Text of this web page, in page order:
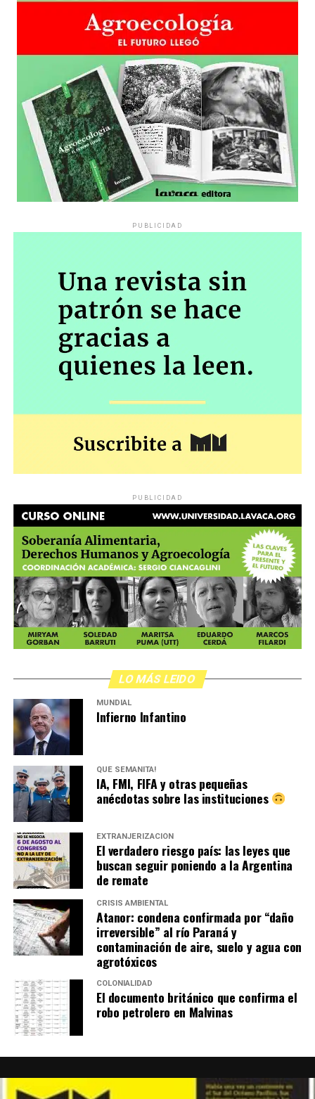
poner en conocimiento de las partes que este Tribunal
observará presencialmente con suma atención todo lo
que allí suceda a efectos de incorporar de oficio –a
través de los medios probatorios
previstos en el CPCCN (en referencia al Código Procesal
y Civil de la Nación)- toda prueba relativa a cualquier
conducta, hecho y/o acto que resulte procedente para
resolver la cuestión en debate en estos autos, tal es el
planteo de inconstitucionalidad de la Resolución 943/23
(Protocolo de Seguridad)”.
«Esto así vista la finalidad de la acción de amparo que ‘…
actual o inminente, lesione, restrinja, altere o amenace,
garantías explícita o implícitamente reconocidas por la
Constitución Nacional, con excepción de la libertad
individual tutelada por el habeas corpus…» y en
resguardo de los derechos establecidos en la
Constitución Nacional”.
El miércoles será una nueva oportunidad para
comprobar hasta dónde el gobierno insiste en una
política que tiende a convertirá los jubilados en
marginados sociales, y para confirmar –en el caso del
poder judicial– cuál es la distancia entre las palabras y
PUBLICIDAD
PUBLICIDAD
LO MÁS LEIDO
MUNDIAL
Infierno Infantino
QUÉ SEMANITA!
IA, FMI, FIFA y otras pequeñas
anécdotas sobre las instituciones
EXTRANJERIZACIÓN
El verdadero riesgo país: las leyes que
buscan seguir poniendo a la Argentina
de remate
CRISIS AMBIENTAL
Atanor: condena confirmada por “daño
irreversible” al río Paraná y
contaminación de aire, suelo y agua con
agrotóxicos
COLONIALIDAD
El documento británico que confirma el
robo petrolero en Malvinas